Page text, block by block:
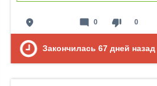
place thumb_down 0
mode_comment 0
Закончилась 67 дней назад